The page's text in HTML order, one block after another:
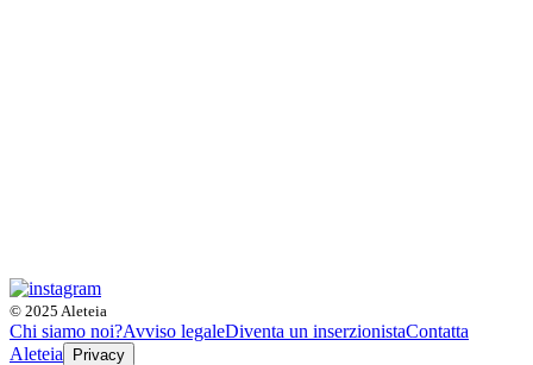
© 2025 Aleteia
Chi siamo noi?Avviso legaleDiventa un inserzionistaContatta
Aleteia
Privacy